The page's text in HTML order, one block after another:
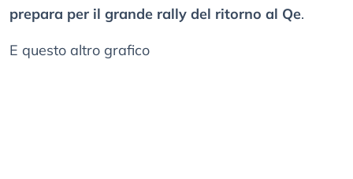
prepara per il grande rally del ritorno al Qe.
E questo altro grafico